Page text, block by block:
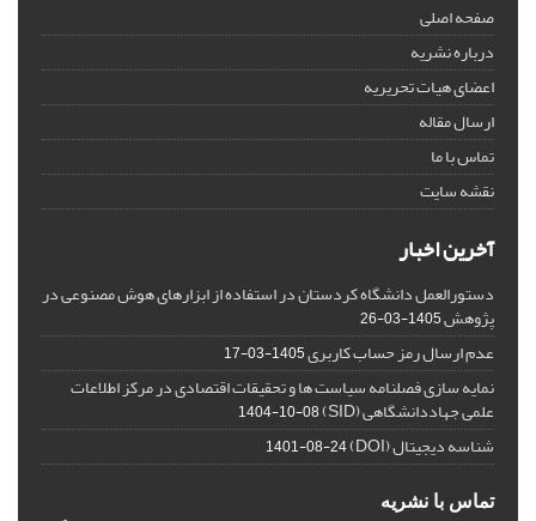
صفحه اصلی
درباره نشریه
اعضای هیات تحریریه
ارسال مقاله
تماس با ما
نقشه سایت
آخرین اخبار
دستورالعمل دانشگاه کردستان در استفاده از ابزارهای هوش مصنوعی در
پژوهش1405-03-26
عدم ارسال رمز حساب کاربری1405-03-17
نمایه سازی فصلنامه سیاست ها و تحقیقات اقتصادی در مرکز اطلاعات
علمی جهاددانشگاهی (SID) 1404-10-08
شناسه دیجیتال (DOI) 1401-08-24
تماس با نشریه